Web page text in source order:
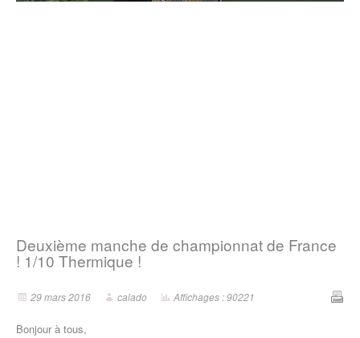
Deuxième manche de championnat de France
! 1/10 Thermique !
29 mars 2016 calado Affichages : 90221
Bonjour à tous,